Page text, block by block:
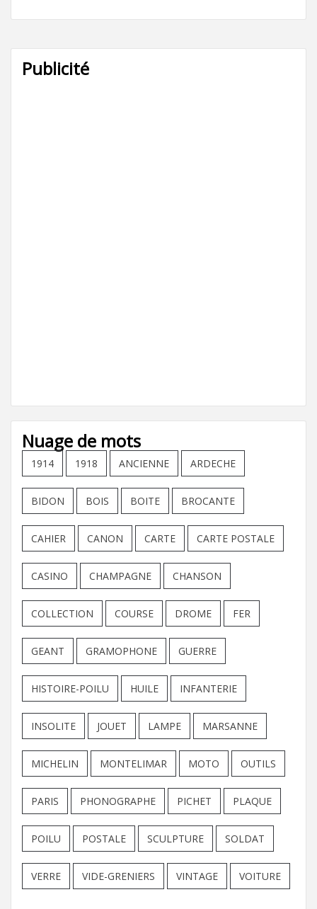
Publicité
Nuage de mots
1914 1918 ANCIENNE ARDECHE
BIDON BOIS BOITE BROCANTE
CAHIER CANON CARTE CARTE POSTALE
CASINO CHAMPAGNE CHANSON
COLLECTION COURSE DROME FER
GEANT GRAMOPHONE GUERRE
HISTOIRE-POILU HUILE INFANTERIE
INSOLITE JOUET LAMPE MARSANNE
MICHELIN MONTELIMAR MOTO OUTILS
PARIS PHONOGRAPHE PICHET PLAQUE
POILU POSTALE SCULPTURE SOLDAT
VERRE VIDE-GRENIERS VINTAGE VOITURE